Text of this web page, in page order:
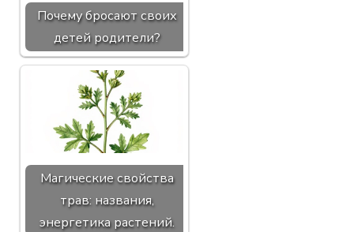
Почему бросают своих
детей родители?
Магические свойства
трав: названия,
энергетика растений.